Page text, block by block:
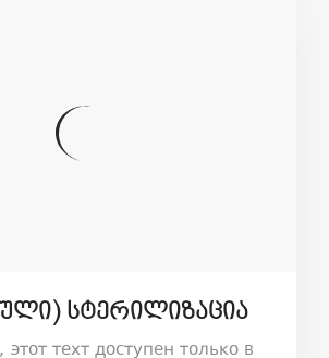
სტერილიზაცია
этот техт доступен только в